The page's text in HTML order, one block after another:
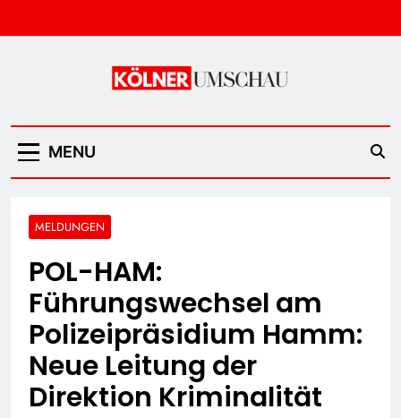
to
Kölner Umschau
MENU
MELDUNGEN
POL-HAM:
Führungswechsel am
Polizeipräsidium Hamm:
Neue Leitung der
Direktion Kriminalität